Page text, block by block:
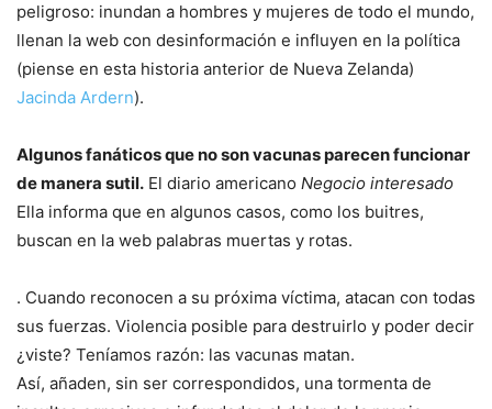
peligroso: inundan a hombres y mujeres de todo el mundo,
llenan la web con desinformación e influyen en la política
(piense en esta historia anterior de Nueva Zelanda)
Jacinda Ardern).
Algunos fanáticos que no son vacunas parecen funcionar
de manera sutil. El diario americano Negocio interesado
Ella informa que en algunos casos, como los buitres,
buscan en la web palabras muertas y rotas.
. Cuando reconocen a su próxima víctima, atacan con todas
sus fuerzas. Violencia posible para destruirlo y poder decir
¿viste? Teníamos razón: las vacunas matan.
Así, añaden, sin ser correspondidos, una tormenta de